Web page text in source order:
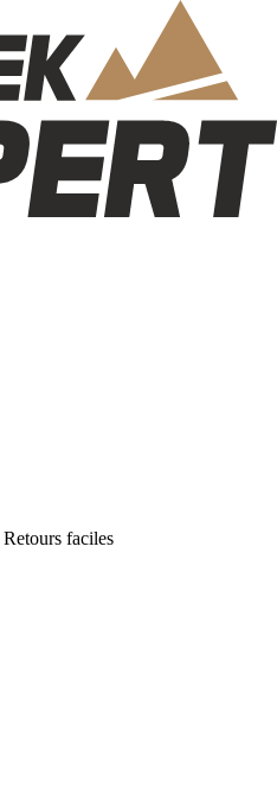
Retours faciles